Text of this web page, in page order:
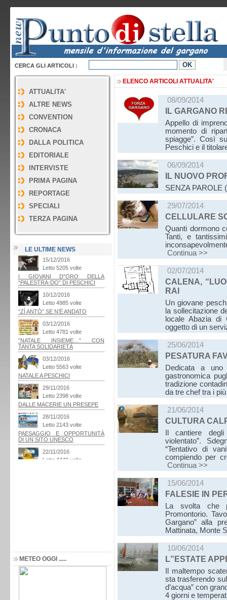
CERCA GLI ARTICOLI :
ATTUALITA'
ALTRE NEWS
CONVENTION
CRONACA
DALLA POLITICA
EDITORIALE
INTERVISTE
PRIMA PAGINA
REPORTAGE
SPECIALI
TERZA PAGINA
LE ULTIME NEWS
METEO OGGI .....
ELENCO ARTICOLI ATTUALITA'
08/09/2014
IL GARGANO
Appello di
momento di
spiagge”. Così
Peschici e il
06/09/2014
IL NUOVO
SENZA PAROLE
29/07/2014
CELLULARE
Quanti dormono
Tanti, e
Continua >>
02/07/2014
CALENA,
RAI
Un giovane
la sollecitazione
locale Abazia di
oggetto di un
25/06/2014
PESATURA
Dedicata a uno
gastronomica
tradizione
da tre chef tra i
21/06/2014
CULTURA
Il cantiere
violentato”.
“Tentativo di
compiendo per
Continua >>
15/06/2014
FALESIE IN
La svolta che
Promontorio.
Gargano” alla
Mattinata, Monte
10/06/2014
L”ESTATE
Il maltempo
sta trasferendo
d’acqua” con
4 giorni e